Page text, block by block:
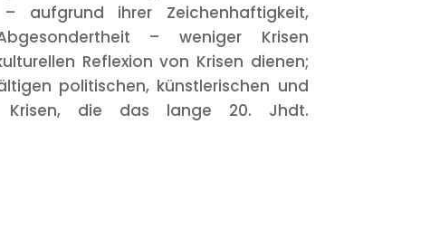
aufgrund ihrer Zeichenhaftigkeit,
– weniger Krisen
Reflexion von Krisen dienen;
politischen, künstlerischen und
Krisen, die das lange 20. Jhdt.